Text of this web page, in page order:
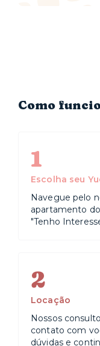
Como
1
Escolha seu
Navegue pelo
apartamento
"Tenho
2
Locação
Nossos
contato com
dúvidas e